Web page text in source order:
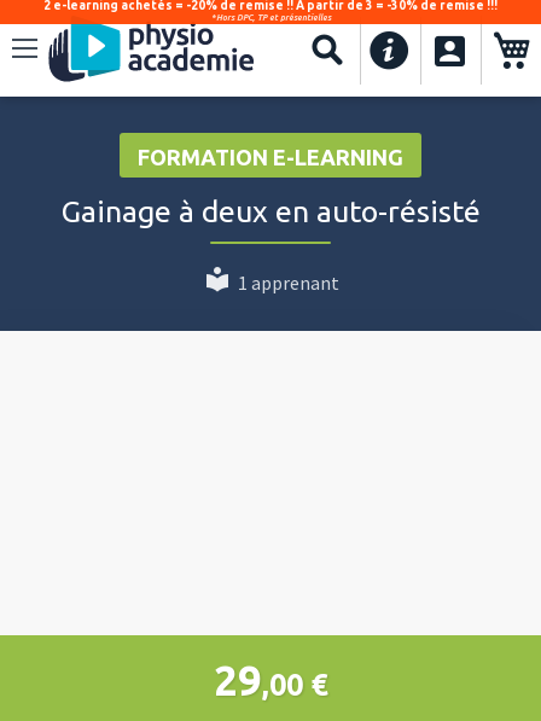
Recherche
2 e-learning achetés = -20% de remise !! À partir de 3 = -30% de remise !!!
*Hors DPC, TP et présentielles
.
FORMATION E-LEARNING
Gainage à deux en auto-résisté
1 apprenant
29,00 €